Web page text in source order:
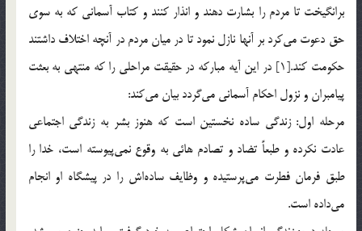
برانگيخت تا مردم را بشارت دهند و انذار كنند و كتاب آسماني كه به سوي
حق دعوت مي‌كرد بر آنها نازل نمود تا در ميان مردم در آنچه اختلاف داشتند
حكومت كند.[1] در اين آيه مباركه در حقيقت مراحلي را كه منتهي به بعثت
پيامبران و نزول احكام آسماني مي‌گردد بيان مي‌كند:
مرحله اول: زندگي ساده نخستين است كه هنوز بشر به زندگي اجتماعي
عادت نكرده و طبعاً تضاد و تصادم هائي به وقوع نمي‌پيوسته است، خدا را
طبق فرمان فطرت مي‌پرستيده و وظايف ساده‌اش را در پيشگاه او انجام
مي‌داده است.